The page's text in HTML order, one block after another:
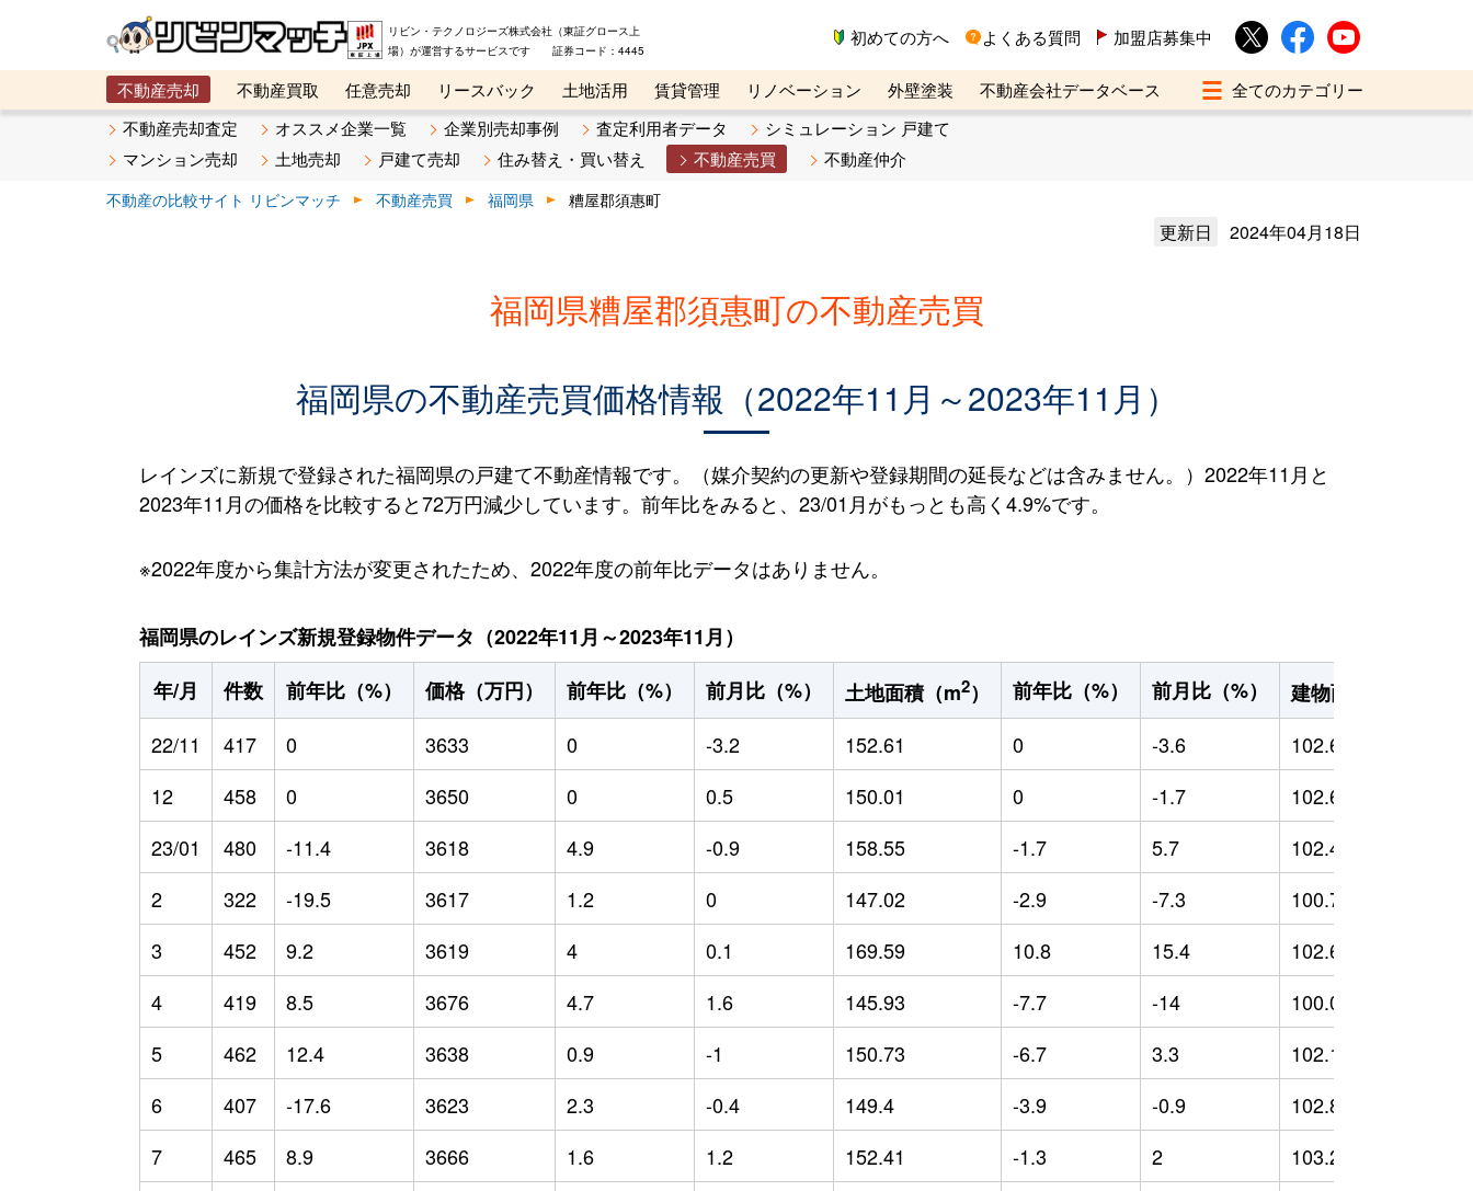
リビン・テクノロジーズ株式会社（東証グロース上
場）が運営するサービスです 証券コード：4445
初めての方へ よくある質問 加盟店募集中
不動産売却 不動産買取 任意売却 リースバック 土地活用 賃貸管理 リノベーション 外壁塗装
不動産会社データベース
メタ住宅展示場
ベスト不動産カンパニー オンライン講座 リビンマガジンBiz 不動産売却ご相談デスク
不動産売却査定 オススメ企業一覧 企業別売却事例 査定利用者データ
シミュレーション 戸建て
マンション売却
土地売却 戸建て売却 住み替え・買い替え 不動産売買 不動産仲介
不動産の比較サイト リビンマッチ 不動産売買 福岡県 糟屋郡須惠町
更新日 2024年04月18日
福岡県糟屋郡須惠町の不動産売買
福岡県の不動産売買価格情報（2022年11月～2023年11月）
レインズに新規で登録された福岡県の戸建て不動産情報です。（媒介契約の更新や登録期間の延長などは含みません。）2022年11月と
2023年11月の価格を比較すると72万円減少しています。前年比をみると、23/01月がもっとも高く4.9%です。
※2022年度から集計方法が変更されたため、2022年度の前年比データはありません。
福岡県のレインズ新規登録物件データ（2022年11月～2023年11月）
年/月
件数 前年比（%） 価格（万円） 前年比（%） 前月比（%） 土地面積（m2） 前年比（%） 前月比（%） 建物面積（m
22/11
417 0 3633 0 -3.2 152.61 0 -3.6 102.66
12
458 0 3650 0 0.5 150.01 0 -1.7 102.6
23/01
480 -11.4 3618 4.9 -0.9 158.55 -1.7 5.7 102.49
2
322 -19.5 3617 1.2 0 147.02 -2.9 -7.3 100.7
3
452 9.2 3619 4 0.1 169.59 10.8 15.4 102.69
4
419 8.5 3676 4.7 1.6 145.93 -7.7 -14 100.05
5
462 12.4 3638 0.9 -1 150.73 -6.7 3.3 102.11
6
407 -17.6 3623 2.3 -0.4 149.4 -3.9 -0.9 102.84
7
465 8.9 3666 1.6 1.2 152.41 -1.3 2 103.28